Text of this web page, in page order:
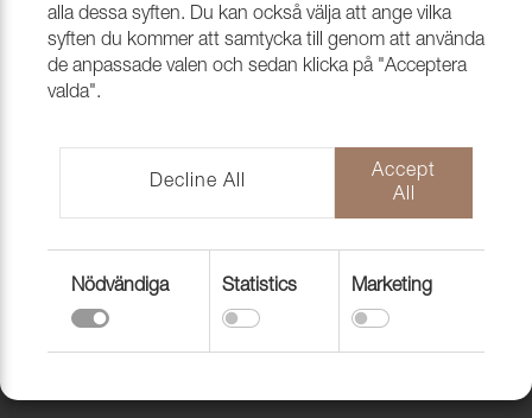
Tyg Buster 22 Turqouise 6100-219303
9800006
alla dessa syften. Du kan också välja att ange vilka
syften du kommer att samtycka till genom att använda
de anpassade valen och sedan klicka på "Acceptera
valda".
Decline All
Accept
All
Nödvändiga Statistics Marketing